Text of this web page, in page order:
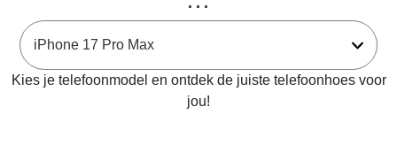
Kies je telefoonmodel en ontdek de juiste telefoonhoes voor
jou!